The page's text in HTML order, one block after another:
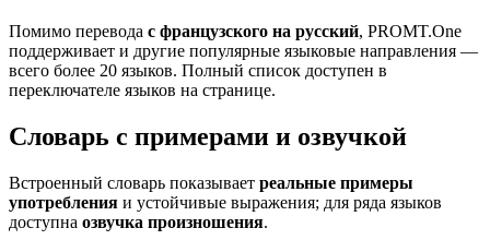
Помимо перевода с французского на русский, PROMT.One
поддерживает и другие популярные языковые направления —
всего более 20 языков. Полный список доступен в
переключателе языков на странице.
Словарь с примерами и озвучкой
Встроенный словарь показывает реальные примеры
употребления и устойчивые выражения; для ряда языков
доступна озвучка произношения.